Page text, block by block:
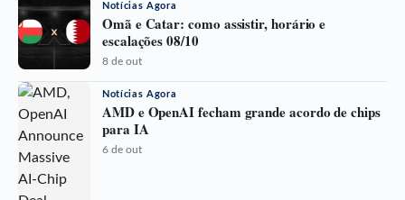
Notícias Agora
Omã e Catar: como assistir, horário e
escalações 08/10
8 de out
Notícias Agora
AMD e OpenAI fecham grande acordo de chips
para IA
6 de out